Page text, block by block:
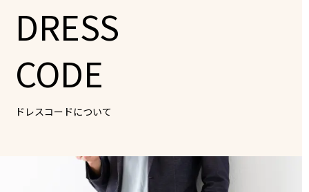
DRESS
CODE
ドレスコードについて